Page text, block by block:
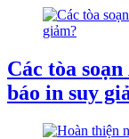
Các tòa
báo in suy